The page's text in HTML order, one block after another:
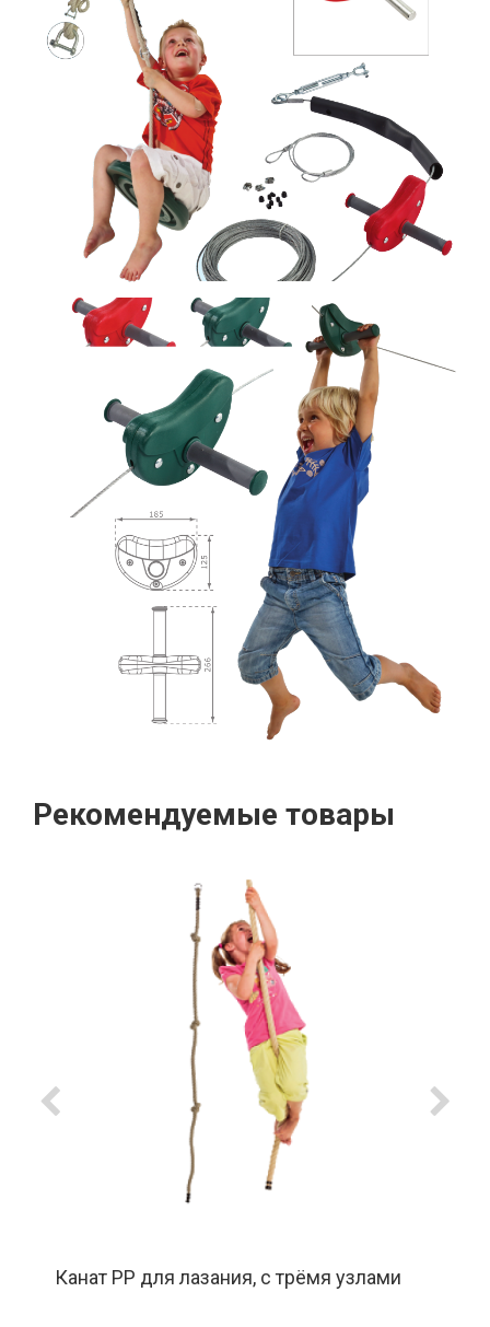
Рекомендуемые товары
Канат PP для лазания, с трёмя узлами